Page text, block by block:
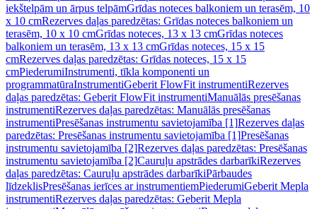
iekštelpām un ārpus telpāmGrīdas noteces balkoniem un terasēm, 10
x 10 cmRezerves daļas paredzētas: Grīdas noteces balkoniem un
terasēm, 10 x 10 cmGrīdas noteces, 13 x 13 cmGrīdas noteces
balkoniem un terasēm, 13 x 13 cmGrīdas noteces, 15 x 15
cmRezerves daļas paredzētas: Grīdas noteces, 15 x 15
cmPiederumiInstrumenti, tīkla komponenti un
programmatūraInstrumentiGeberit FlowFit instrumentiRezerves
daļas paredzētas: Geberit FlowFit instrumentiManuālās presēšanas
instrumentiRezerves daļas paredzētas: Manuālās presēšanas
instrumentiPresēšanas instrumentu savietojamība [1]Rezerves daļas
paredzētas: Presēšanas instrumentu savietojamība [1]Presēšanas
instrumentu savietojamība [2]Rezerves daļas paredzētas: Presēšanas
instrumentu savietojamība [2]Cauruļu apstrādes darbarīkiRezerves
daļas paredzētas: Cauruļu apstrādes darbarīkiPārbaudes
līdzeklisPresēšanas ierīces ar instrumentiemPiederumiGeberit Mepla
instrumentiRezerves daļas paredzētas: Geberit Mepla